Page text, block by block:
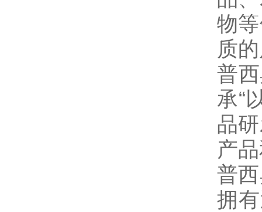
物
质
普
承“
品
产
普
拥